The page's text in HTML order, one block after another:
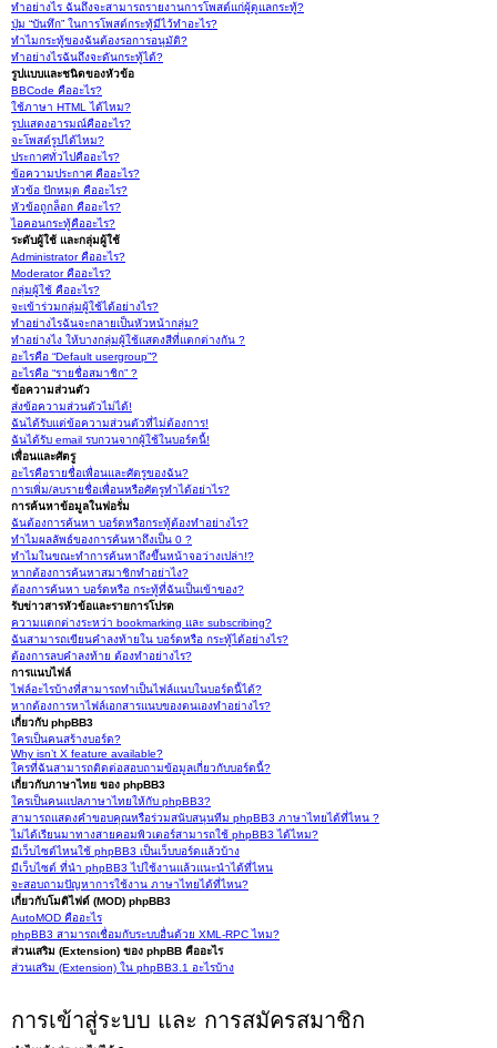
ทำอย่างไร ฉันถึงจะสามารถรายงานการโพสต์แก่ผู้ดูแลกระทู้?
ปุ่ม “บันทึก” ในการโพสต์กระทู้มีไว้ทำอะไร?
ทำไมกระทู้ของฉันต้องรอการอนุมัติ?
ทำอย่างไรฉันถึงจะดันกระทู้ได้?
รูปแบบและชนิดของหัวข้อ
BBCode คืออะไร?
ใช้ภาษา HTML ได้ไหม?
รูปแสดงอารมณ์คืออะไร?
จะโพสต์รูปได้ไหม?
ประกาศทั่วไปคืออะไร?
ข้อความประกาศ คืออะไร?
หัวข้อ ปักหมุด คืออะไร?
หัวข้อถูกล็อก คืออะไร?
ไอคอนกระทู้คืออะไร?
ระดับผู้ใช้ และกลุ่มผู้ใช้
Administrator คืออะไร?
Moderator คืออะไร?
กลุ่มผู้ใช้ คืออะไร?
จะเข้าร่วมกลุ่มผู้ใช้ได้อย่างไร?
ทำอย่างไรฉันจะกลายเป็นหัวหน้ากลุ่ม?
ทำอย่างไง ให้บางกลุ่มผู้ใช้แสดงสีที่แตกต่างกัน ?
อะไรคือ “Default usergroup”?
อะไรคือ “รายชื่อสมาชิก” ?
ข้อความส่วนตัว
ส่งข้อความส่วนตัวไม่ได้!
ฉันได้รับแต่ข้อความส่วนตัวที่ไม่ต้องการ!
ฉันได้รับ email รบกวนจากผู้ใช้ในบอร์ดนี้!
เพื่อนและศัตรู
อะไรคือรายชื่อเพื่อนและศัตรูของฉัน?
การเพิ่ม/ลบรายชื่อเพื่อนหรือศัตรูทำได้อย่าไร?
การค้นหาข้อมูลในฟอรั่ม
ฉันต้องการค้นหา บอร์ดหรือกระทู้ต้องทำอย่างไร?
ทำไมผลลัพธ์ของการค้นหาถึงเป็น 0 ?
ทำไมในขณะทำการค้นหาถึงขึ้นหน้าจอว่างเปล่า!?
หากต้องการค้นหาสมาชิกทำอย่าไง?
ต้องการค้นหา บอร์ดหรือ กระทู้ที่ฉันเป็นเข้าของ?
รับข่าวสารหัวข้อและรายการโปรด
ความแตกต่างระหว่า bookmarking และ subscribing?
ฉันสามารถเขียนคำลงท้ายใน บอร์ดหรือ กระทู้ได้อย่างไร?
ต้องการลบคำลงท้าย ต้องทำอย่างไร?
การแนบไฟล์
ไฟล์อะไรบ้างที่สามารถทำเป็นไฟล์แนบในบอร์ดนี้ได้?
หากต้องการหาไฟล์เอกสารแนบของตนเองทำอย่างไร?
เกี่ยวกับ phpBB3
ใครเป็นคนสร้างบอร์ด?
Why isn’t X feature available?
ใครที่ฉันสามารถติดต่อสอบถามข้อมูลเกี่ยวกับบอร์ดนี้?
เกี่ยวกับภาษาไทย ของ phpBB3
ใครเป็นคนแปลภาษาไทยให้กับ phpBB3?
สามารถแสดงคำขอบคุณหรือร่วมสนับสนุนทีม phpBB3 ภาษาไทยได้ที่ไหน ?
ไม่ได้เรียนมาทางสายคอมพิวเตอร์สามารถใช้ phpBB3 ได้ไหม?
มีเว็บไซต์ไหนใช้ phpBB3 เป็นเว็บบอร์ดแล้วบ้าง
มีเว็บไซต์ ที่นำ phpBB3 ไปใช้งานแล้วแนะนำได้ที่ไหน
จะสอบถามปัญหาการใช้งาน ภาษาไทยได้ที่ไหน?
เกี่ยวกับโมดิไฟด์ (MOD) phpBB3
AutoMOD คืออะไร
phpBB3 สามารถเชื่อมกับระบบอื่นด้วย XML-RPC ไหม?
ส่วนเสริม (Extension) ของ phpBB คืออะไร
ส่วนเสริม (Extension) ใน phpBB3.1 อะไรบ้าง
การเข้าสู่ระบบ และ การสมัครสมาชิก